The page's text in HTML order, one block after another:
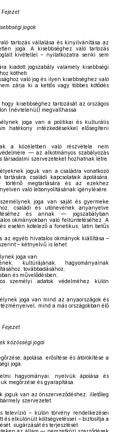
Fejezet
jogok
tartozás vállalása és kinyilvánítása az
joga. A kisebbséghez való tartozás
kivétellel – nyilatkozatra senki sem
kiadott jogszabály valamely kisebbségi
kötheti.
való jog és ilyen kisebbséghez való
zárja ki a kettős vagy többes kötődés
kisebbséghez tartozását az országos
(névtelenül) megvallhassa.
joga van a politikai és kulturális
hatékony intézkedésekkel elősegíteni
a közéletben való részvétele nem
— az alkotmányos szabályozás
szervezeteket hozhatnak létre.
joguk van a családra vonatkozó
családi kapcsolataik ápolására,
történő megtartására és az ezekhez
való lebonyolításának igénylésére.
joga van saját és gyermeke
családi és utónevének anyanyelve
és annak — jogszabályban
okmányokban való feltüntetéséhez. A
esetén kötelező a fonetikus, latin betűs
az egyéb hivatalos okmányok kiállítása –
– kétnyelvű is lehet.
joga van:
kultúrájának, hagyományainak
továbbadásához;
és művelődésben;
személyi adatok védelméhez külön
joga van mind az anyaországok és
mind a más országokban élő
Fejezet
közösségi jogai
ápolása, erősítése és átörökítése a
joga.
hagyományai, nyelvük ápolása és
megőrzése és gyarapítása.
joguk van az önszerveződéshez, illetőleg
szervezetet.
televízió – külön törvény rendelkezései
és elkülönült költségvetéssel – biztosítja a
sugárzását és terjesztését.